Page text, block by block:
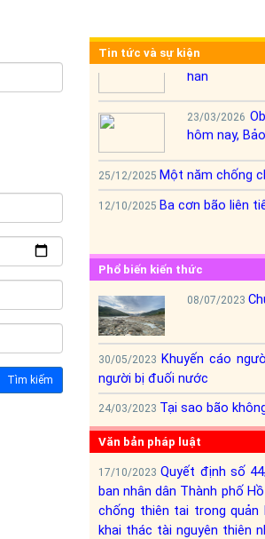
Tìm kiếm
Tin tức và sự kiện17/06/2026
hán
23/03/2026
hôm nay,
25/12/2025 Một năm chống
12/10/2025 Ba cơn bão liên
Phổ biến kiến thức
08/07/2023
30/05/2023 Khuyến cáo
người bị đuối nước
24/03/2023 Tại sao bão
Văn bản pháp luật
17/10/2023 Quyết định số
ban nhân dân Thành phố
chống thiên tai trong quản
khai thác tài nguyên thiên